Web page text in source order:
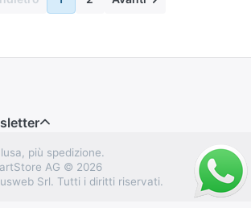
più spedizione.
AG © 2026
Srl. Tutti i diritti riservati.